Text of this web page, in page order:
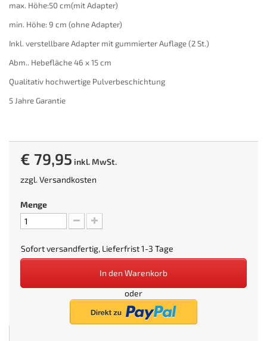
max. Höhe:50 cm(mit Adapter)
min. Höhe: 9 cm (ohne Adapter)
Inkl. verstellbare Adapter mit gummierter Auflage (2 St.)
Abm.. Hebefläche 46 x 15 cm
Qualitativ hochwertige Pulverbeschichtung
5 Jahre Garantie
€ 79,95 inkl. MwSt.
zzgl.Versandkosten
Menge
Sofort versandfertig, Lieferfrist 1-3 Tage
In den Warenkorb
oder